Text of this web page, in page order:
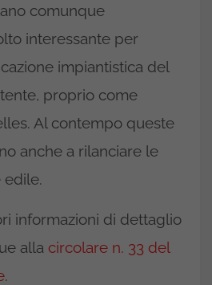
comunque
interessante per
impiantistica del
proprio come
Al contempo queste
anche a rilanciare le
edile.
informazioni di dettaglio
alla circolare n. 33 del
.